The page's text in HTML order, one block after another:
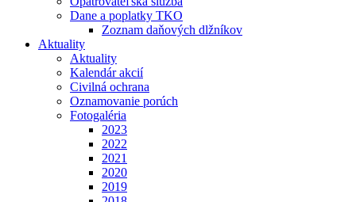
Dane a poplatky TKO
Zoznam daňových dlžníkov
Aktuality
Aktuality
Kalendár akcií
Civilná ochrana
Oznamovanie porúch
Fotogaléria
2023
2022
2021
2020
2019